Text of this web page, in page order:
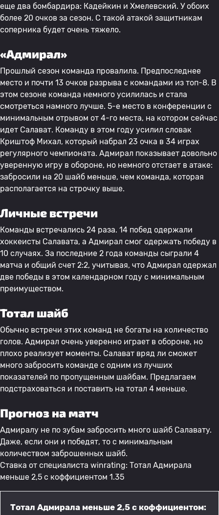
еще два бомбардира: Кадейкин и Хмелевский. У обоих
более 20 очков за сезон. С такой атакой защитникам
соперника будет очень тяжело.
«Адмирал»
Прошлый сезон команда провалила. Предпоследнее
место и почти 13 очков разрыва с командами из топ-8. В
этом сезоне команда немного усилилась и стала
смотреться намного лучше. 5-е место в конференции с
минимальным отрывом от 4-го места, на котором сейчас
идет Салават. Команду в этом году усилил словак
Криштоф Михал, который набрал 23 очка в 34 играх
регулярного чемпионата. Адмирал показывает довольно
уверенную игру в обороне, но немного отстает в атаке:
забросили на 20 шайб меньше, чем команда, которая
располагается на строчку выше.
Личные встречи
Команды встречались 24 раза. 14 побед одержали
хоккеисты Салавата, а Адмирал смог одержать победу в
10 случаях. За последние 2 года команды сыграли 4
матча и общий счет 2:2, учитывая, что Адмирал одержал
две победы в этом календарном году с минимальным
преимуществом.
Тотал шайб
Обычно встречи этих команд не богаты на количество
голов. Адмирал очень уверенно играет в обороне, но
плохо реализует моменты. Салават вряд ли сможет
много забросить команде с одним из лучших
показателей по пропущенным шайбам. Предлагаем
подстраховаться и поставить на тотал 4 меньше.
Прогноз на матч
Адмиралу не по зубам забросить много шайб Салавату.
Даже, если они и победят, то с минимальным
количеством заброшенных шайб.
Ставка от специалиста winrating: Тотал Адмирала
меньше 2,5 с коффициентом 1.35
Тотал Адмирала меньше 2,5 с коффициентом: